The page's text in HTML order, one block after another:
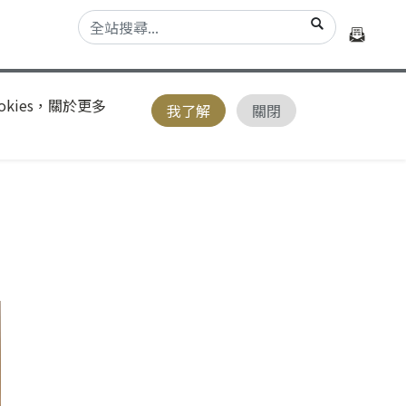
，關於更多 我了解 關閉